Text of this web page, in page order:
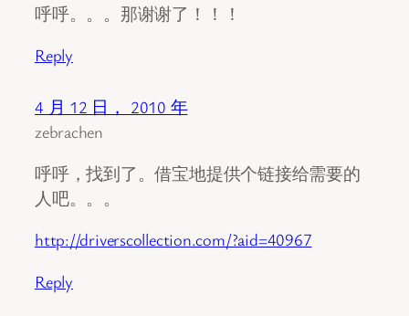
呼呼。。。那谢谢了！！！
Reply
4 月 12 日， 2010 年
zebrachen
呼呼，找到了。借宝地提供个链接给需要的
人吧。。。
http://driverscollection.com/?aid=40967
Reply